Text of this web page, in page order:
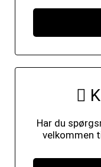
Har du
velkommen